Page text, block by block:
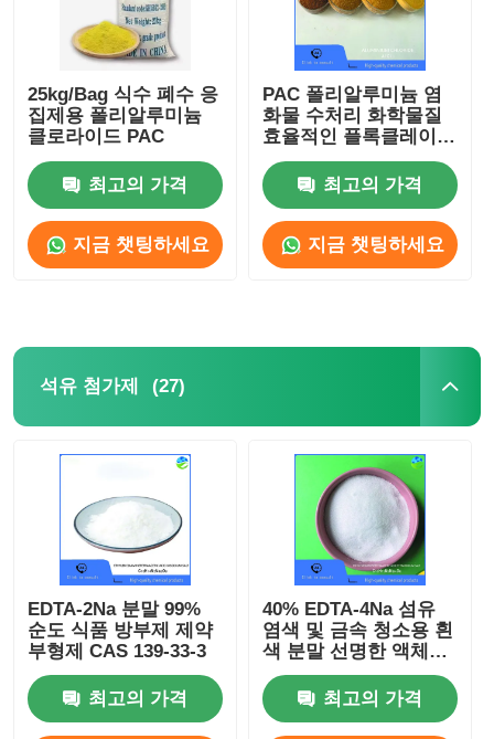
25kg/Bag 식수 폐수 응
집제용 폴리알루미늄
클로라이드 PAC
최고의 가격
지금 챗팅하세요
PAC 폴리알루미늄 염
화물 수처리 화학물질
효율적인 플록클레이션
정화
최고의 가격
지금 챗팅하세요
석유 첨가제 (27)
EDTA-2Na 분말 99%
순도 식품 방부제 제약
부형제 CAS 139-33-3
최고의 가격
40% EDTA-4Na 섬유
염색 및 금속 청소용 흰
색 분말 선명한 액체
CAS 64-02-8
최고의 가격